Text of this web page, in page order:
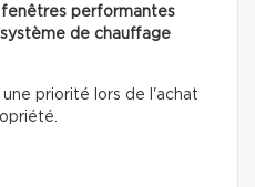
fenêtres performantes
système de chauffage
priorité lors de l'achat